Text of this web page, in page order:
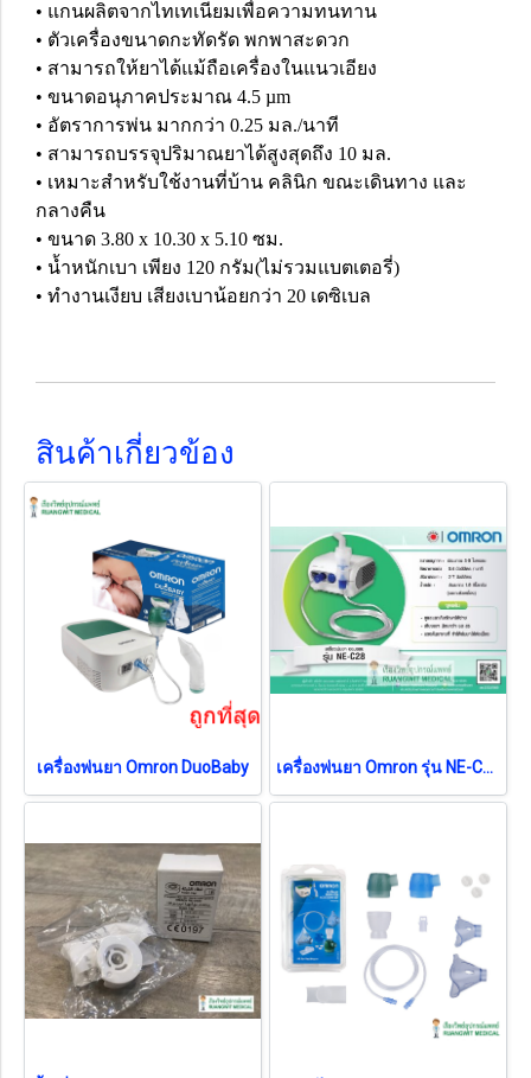
• แกนผลิตจากไทเทเนียมเพื่อความทนทาน
• ตัวเครื่องขนาดกะทัดรัด พกพาสะดวก
• สามารถให้ยาได้แม้ถือเครื่องในแนวเอียง
• ขนาดอนุภาคประมาณ 4.5 µm
• อัตราการพ่น มากกว่า 0.25 มล./นาที
• สามารถบรรจุปริมาณยาได้สูงสุดถึง 10 มล.
• เหมาะสำหรับใช้งานที่บ้าน คลินิก ขณะเดินทาง และ
กลางคืน
• ขนาด 3.80 x 10.30 x 5.10 ซม.
• น้ำหนักเบา เพียง 120 กรัม(ไม่รวมแบตเตอรี่)
• ทำงานเงียบ เสียงเบาน้อยกว่า 20 เดซิเบล
สินค้าเกี่ยวข้อง
เครื่องพ่นยา Omron DuoBaby เครื่องพ่นยา Omron รุ่น NE-C28